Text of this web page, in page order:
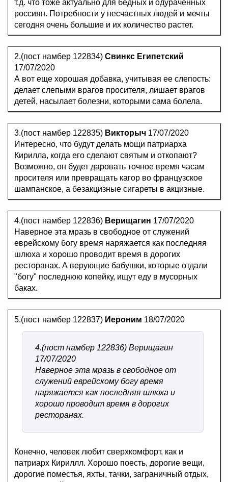
т.д. что тоже актуально для бедных и одураченных
россиян. Потребности у несчастных людей и мечты
сегодня очень большие и их количество растет.
2.(пост намбер 122834) Свинкс Египетский
17/07/2020
А вот еще хорошая добавка, учитывая ее слепость:
делает слепыми врагов просителя, лишает врагов
детей, насылает болезни, которыми сама болела.
3.(пост намбер 122835) Викторыч 17/07/2020
Интересно, что будут делать мощи патриарха
Кирилла, когда его сделают святым и откопают?
Возможно, он будет даровать точное время часам
просителя или превращать кагор во французское
шампанское, а безакцизные сигареты в акцизные.
4.(пост намбер 122836) Верищагин 17/07/2020
Наверное эта мразь в свободное от служений
еврейскому богу время наряжается как последняя
шлюха и хорошо проводит время в дорогих
ресторанах. А верующие бабушки, которые отдали
"богу" последнюю копейку, ищут еду в мусорных
баках.
5.(пост намбер 122837) Иероним 18/07/2020
4.(пост намбер 122836) Верищагин
17/07/2020
Наверное эта мразь в свободное от
служений еврейскому богу время
наряжается как последняя шлюха и
хорошо проводит время в дорогих
ресторанах.
Конечно, человек любит сверхкомфорт, как и
патриарх Кириллл. Хорошо поесть, дорогие вещи,
дорогие поместья, яхты, тачки, заграничный отдых,